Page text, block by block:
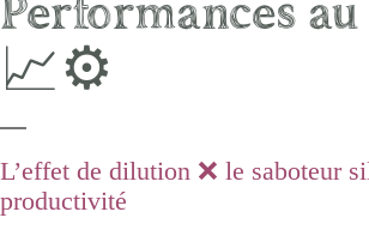
📈⚙️
L’effet de dilution ❌ le saboteur
productivité